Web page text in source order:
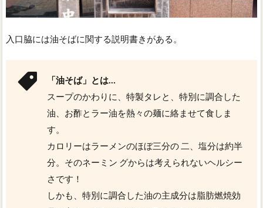
入口脇には油そばに関する説明書きがある。
「油そば」とは…
スープのかわりに、特製タレと、特別に調合した
油、お酢とラー油を熱々の麺に絡ませて食しま
す。
カロリーはラーメンのほぼ三分の 二、塩分は約半
分。そのネーミン グからは考えられないヘルシー
さです！
しかも、特別に調合した油の主成分は脂肪燃焼効